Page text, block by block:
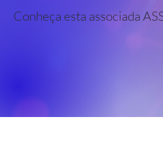
Conheça esta associada